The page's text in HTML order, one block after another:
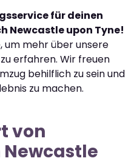
für deinen
Newcastle upon Tyne!
um mehr über unsere
erfahren. Wir freuen
behilflich zu sein und
zu machen.
von